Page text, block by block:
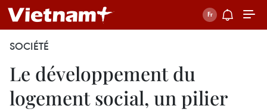
SOCIÉTÉ
Le développement du
logement social, un pilier